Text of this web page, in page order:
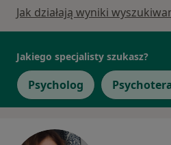
Jak działają wyniki
Jakiego specjalisty szukasz?
Psycholog